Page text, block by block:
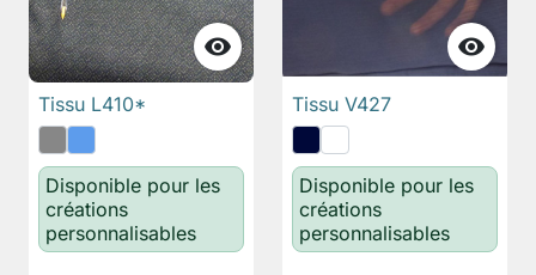

Tissu L410*
Disponible pour les
créations
personnalisables

Tissu V427
Disponible pour les
créations
personnalisables